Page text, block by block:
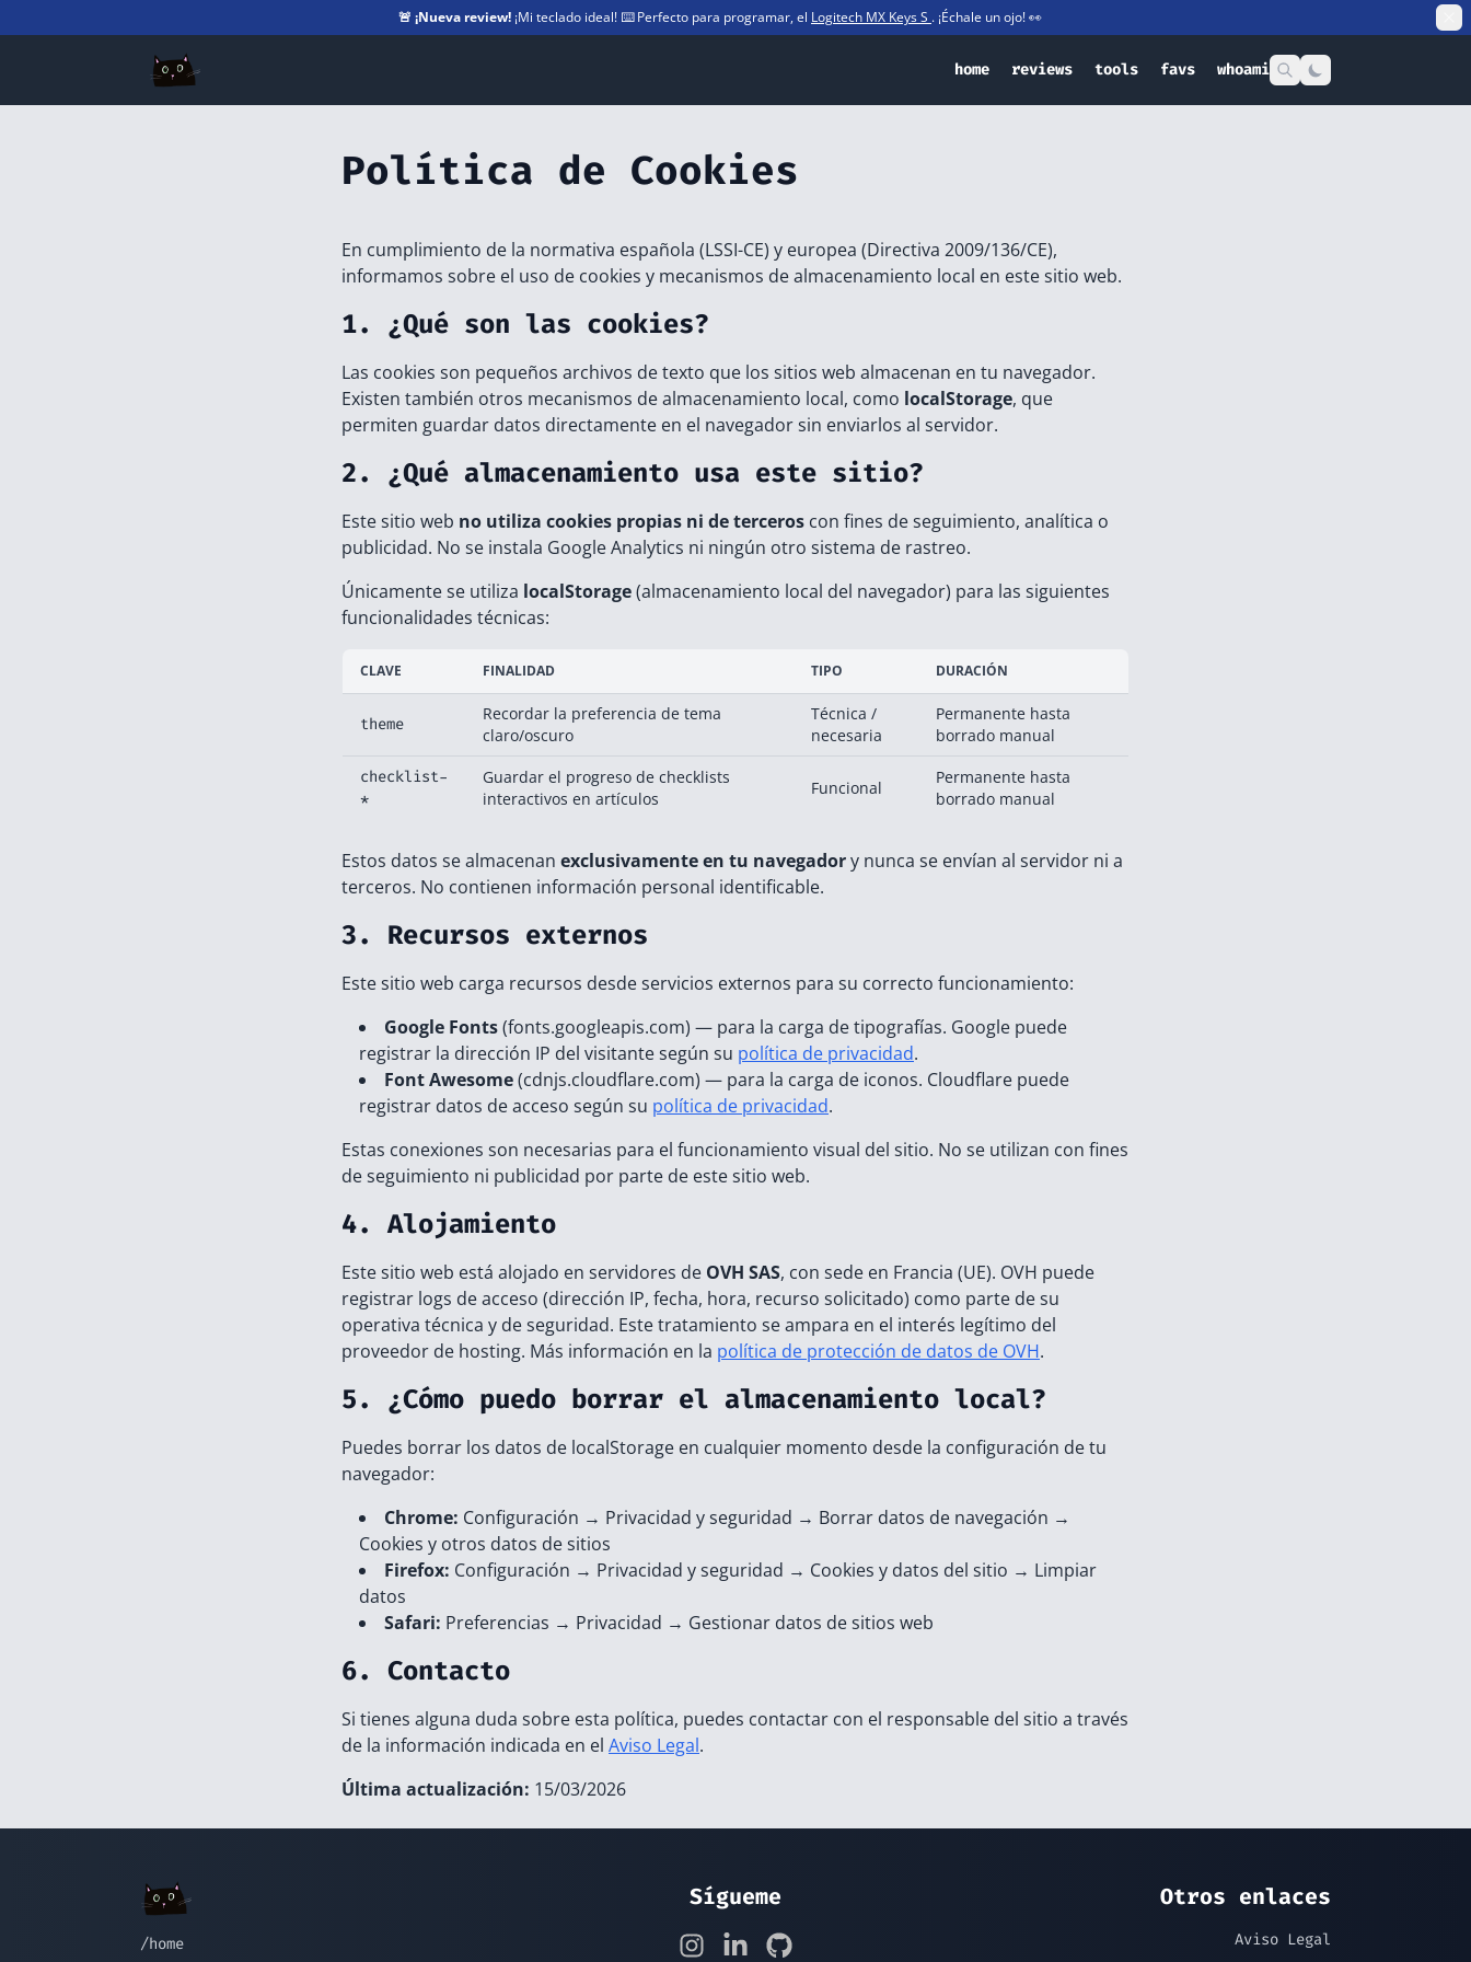
🚨 ¡Nueva review! ¡Mi teclado ideal! ⌨️ Perfecto para programar, el Logitech MX Keys S . ¡Échale un ojo! 👀
home reviews tools favs whoami
Política de Cookies
En cumplimiento de la normativa española (LSSI-CE) y europea (Directiva 2009/136/CE),
informamos sobre el uso de cookies y mecanismos de almacenamiento local en este sitio web.
1. ¿Qué son las cookies?
Las cookies son pequeños archivos de texto que los sitios web almacenan en tu navegador.
Existen también otros mecanismos de almacenamiento local, como localStorage, que
permiten guardar datos directamente en el navegador sin enviarlos al servidor.
2. ¿Qué almacenamiento usa este sitio?
Este sitio web no utiliza cookies propias ni de terceros con fines de seguimiento, analítica o
publicidad. No se instala Google Analytics ni ningún otro sistema de rastreo.
Únicamente se utiliza localStorage(almacenamiento local del navegador) para las siguientes
funcionalidades técnicas:
CLAVE FINALIDAD TIPO DURACIÓN
theme
Recordar la preferencia de tema
claro/oscuro
Técnica /
necesaria
Permanente hasta
borrado manual
checklist-
*
Guardar el progreso de checklists
interactivos en artículos
Funcional
Permanente hasta
borrado manual
Estos datos se almacenan exclusivamente en tu navegadory nunca se envían al servidor ni a
terceros. No contienen información personal identificable.
3. Recursos externos
Este sitio web carga recursos desde servicios externos para su correcto funcionamiento:
Google Fonts(fonts.googleapis.com) — para la carga de tipografías. Google puede
registrar la dirección IP del visitante según su política de privacidad.
Font Awesome(cdnjs.cloudflare.com) — para la carga de iconos. Cloudflare puede
registrar datos de acceso según su política de privacidad.
Estas conexiones son necesarias para el funcionamiento visual del sitio. No se utilizan con fines
de seguimiento ni publicidad por parte de este sitio web.
4. Alojamiento
Este sitio web está alojado en servidores de OVH SAS, con sede en Francia (UE). OVH puede
registrar logs de acceso (dirección IP, fecha, hora, recurso solicitado) como parte de su
operativa técnica y de seguridad. Este tratamiento se ampara en el interés legítimo del
proveedor de hosting. Más información en la política de protección de datos de OVH.
5. ¿Cómo puedo borrar el almacenamiento local?
Puedes borrar los datos de localStorage en cualquier momento desde la configuración de tu
navegador:
Chrome: Configuración → Privacidad y seguridad → Borrar datos de navegación →
Cookies y otros datos de sitios
Firefox: Configuración → Privacidad y seguridad → Cookies y datos del sitio → Limpiar
datos
Safari: Preferencias → Privacidad → Gestionar datos de sitios web
6. Contacto
Si tienes alguna duda sobre esta política, puedes contactar con el responsable del sitio a través
de la información indicada en el Aviso Legal.
Última actualización: 15/03/2026
/home
Sígueme Otros enlaces
Aviso Legal